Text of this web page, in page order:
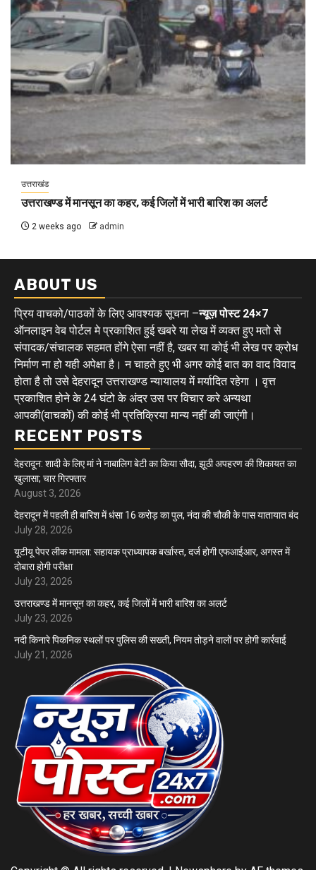
उत्तराखंड
उत्तराखण्ड में मानसून का कहर, कई जिलों में भारी बारिश का अलर्ट
2 weeks ago admin
ABOUT US
प्रिय वाचको/पाठकों के लिए आवश्यक सूचना –न्यूज़ पोस्ट 24×7
ऑनलाइन वेब पोर्टल मे प्रकाशित हुई खबरे या लेख में व्यक्त हुए मतो से
संपादक/संचालक सहमत होंगे ऐसा नहीं है, खबर या कोई भी लेख पर क्रोध
निर्माण ना हो यही अपेक्षा है। न चाहते हुए भी अगर कोई बात का वाद विवाद
होता है तो उसे देहरादून उत्तराखण्ड न्यायालय में मर्यादित रहेगा । वृत्त
प्रकाशित होने के 24 घंटो के अंदर उस पर विचार करे अन्यथा
आपकी(वाचकों) की कोई भी प्रतिक्रिया मान्य नहीं की जाएंगी।
RECENT POSTS
देहरादून: शादी के लिए मां ने नाबालिग बेटी का किया सौदा, झूठी अपहरण की शिकायत का
खुलासा; चार गिरफ्तार
August 3, 2026
देहरादून में पहली ही बारिश में धंसा 16 करोड़ का पुल, नंदा की चौकी के पास यातायात बंद
July 28, 2026
यूटीयू पेपर लीक मामला: सहायक प्राध्यापक बर्खास्त, दर्ज होगी एफआईआर, अगस्त में
दोबारा होगी परीक्षा
July 23, 2026
उत्तराखण्ड में मानसून का कहर, कई जिलों में भारी बारिश का अलर्ट
July 23, 2026
नदी किनारे पिकनिक स्थलों पर पुलिस की सख्ती, नियम तोड़ने वालों पर होगी कार्रवाई
July 21, 2026